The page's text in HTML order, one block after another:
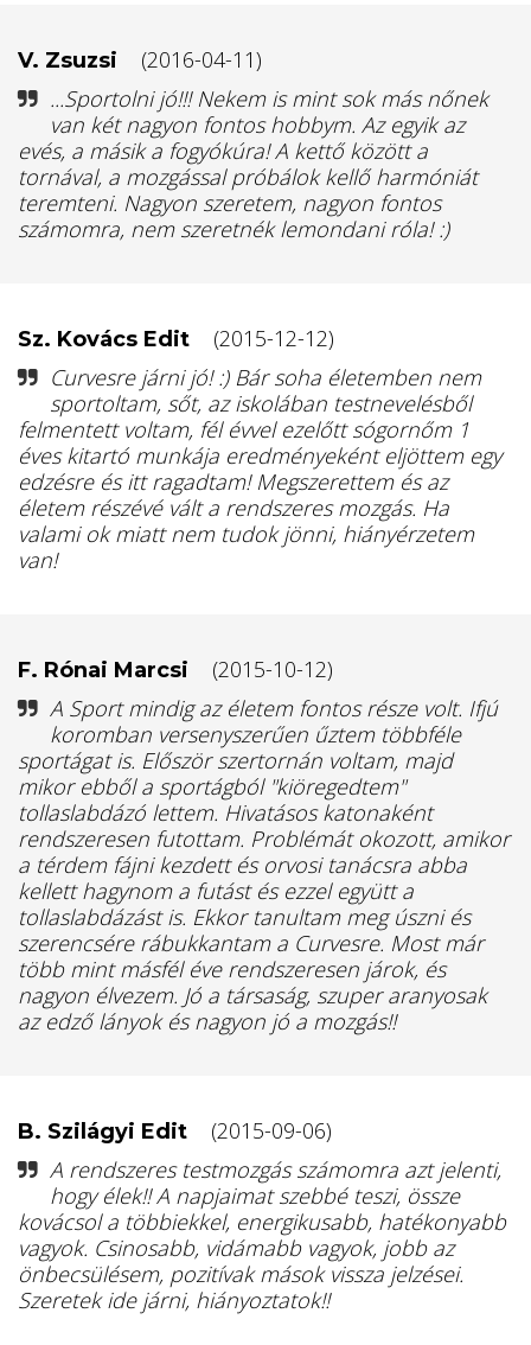
V. Zsuzsi
(2016-04-11)
...Sportolni jó!!! Nekem is mint sok más nőnek
van két nagyon fontos hobbym. Az egyik az
evés, a másik a fogyókúra! A kettő között a
tornával, a mozgással próbálok kellő harmóniát
teremteni. Nagyon szeretem, nagyon fontos
számomra, nem szeretnék lemondani róla! :)
Sz. Kovács Edit
(2015-12-12)
Curvesre járni jó! :) Bár soha életemben nem
sportoltam, sőt, az iskolában testnevelésből
felmentett voltam, fél évvel ezelőtt sógornőm 1
éves kitartó munkája eredményeként eljöttem egy
edzésre és itt ragadtam! Megszerettem és az
életem részévé vált a rendszeres mozgás. Ha
valami ok miatt nem tudok jönni, hiányérzetem
van!
F. Rónai Marcsi
(2015-10-12)
A Sport mindig az életem fontos része volt. Ifjú
koromban versenyszerűen űztem többféle
sportágat is. Először szertornán voltam, majd
mikor ebből a sportágból "kiöregedtem"
tollaslabdázó lettem. Hivatásos katonaként
rendszeresen futottam. Problémát okozott, amikor
a térdem fájni kezdett és orvosi tanácsra abba
kellett hagynom a futást és ezzel együtt a
tollaslabdázást is. Ekkor tanultam meg úszni és
szerencsére rábukkantam a Curvesre. Most már
több mint másfél éve rendszeresen járok, és
nagyon élvezem. Jó a társaság, szuper aranyosak
az edző lányok és nagyon jó a mozgás!!
B. Szilágyi Edit
(2015-09-06)
A rendszeres testmozgás számomra azt jelenti,
hogy élek!! A napjaimat szebbé teszi, össze
kovácsol a többiekkel, energikusabb, hatékonyabb
vagyok. Csinosabb, vidámabb vagyok, jobb az
önbecsülésem, pozitívak mások vissza jelzései.
Szeretek ide járni, hiányoztatok!!